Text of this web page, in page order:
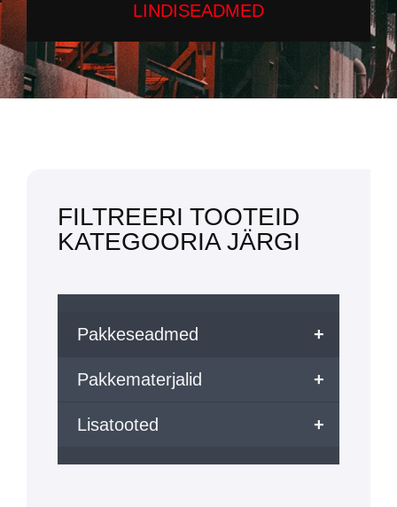
LINDISEADMED
FILTREERI TOOTEID
KATEGOORIA JÄRGI
+
Pakkeseadmed
+
Pakkematerjalid
+
Lisatooted